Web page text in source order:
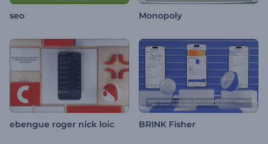
seo Monopoly
ebengue roger nick loic BRINK Fisher